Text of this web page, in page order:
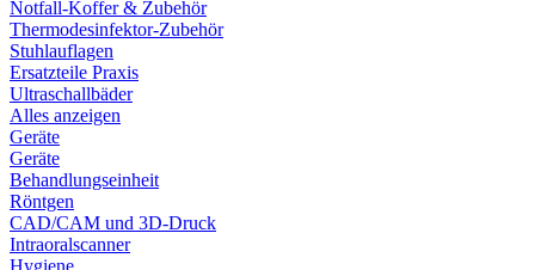
Notfall-Koffer & Zubehör
Thermodesinfektor-Zubehör
Stuhlauflagen
Ersatzteile Praxis
Ultraschallbäder
Alles anzeigen
Geräte
Geräte
Behandlungseinheit
Röntgen
CAD/CAM und 3D-Druck
Intraoralscanner
Hygiene